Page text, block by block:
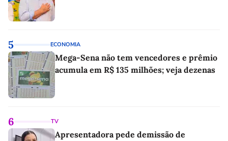
5 ECONOMIA
Mega-Sena não tem vencedores e prêmio
acumula em R$ 135 milhões; veja dezenas
6 TV
Apresentadora pede demissão de